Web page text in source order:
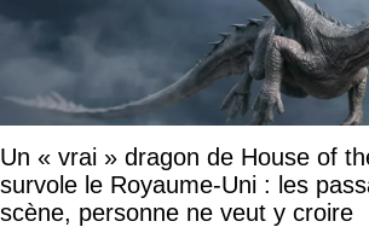
Un « vrai » dragon de House of
survole le Royaume-Uni : les
scène, personne ne veut y croire